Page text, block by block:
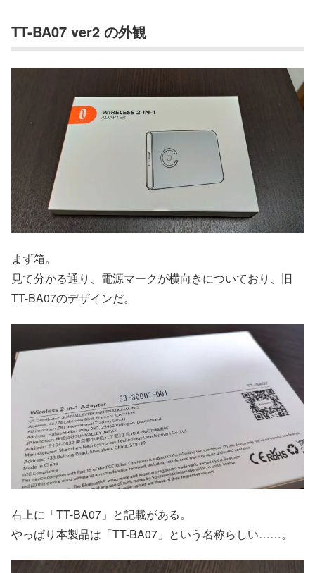
TT-BA07 ver2 の外観
まず箱。
見て分かる通り、電源マークが横向きについており、旧
TT-BA07のデザインだ。
右上に「TT-BA07」と記載がある。
やっぱり本製品は「TT-BA07」という名称らしい……。